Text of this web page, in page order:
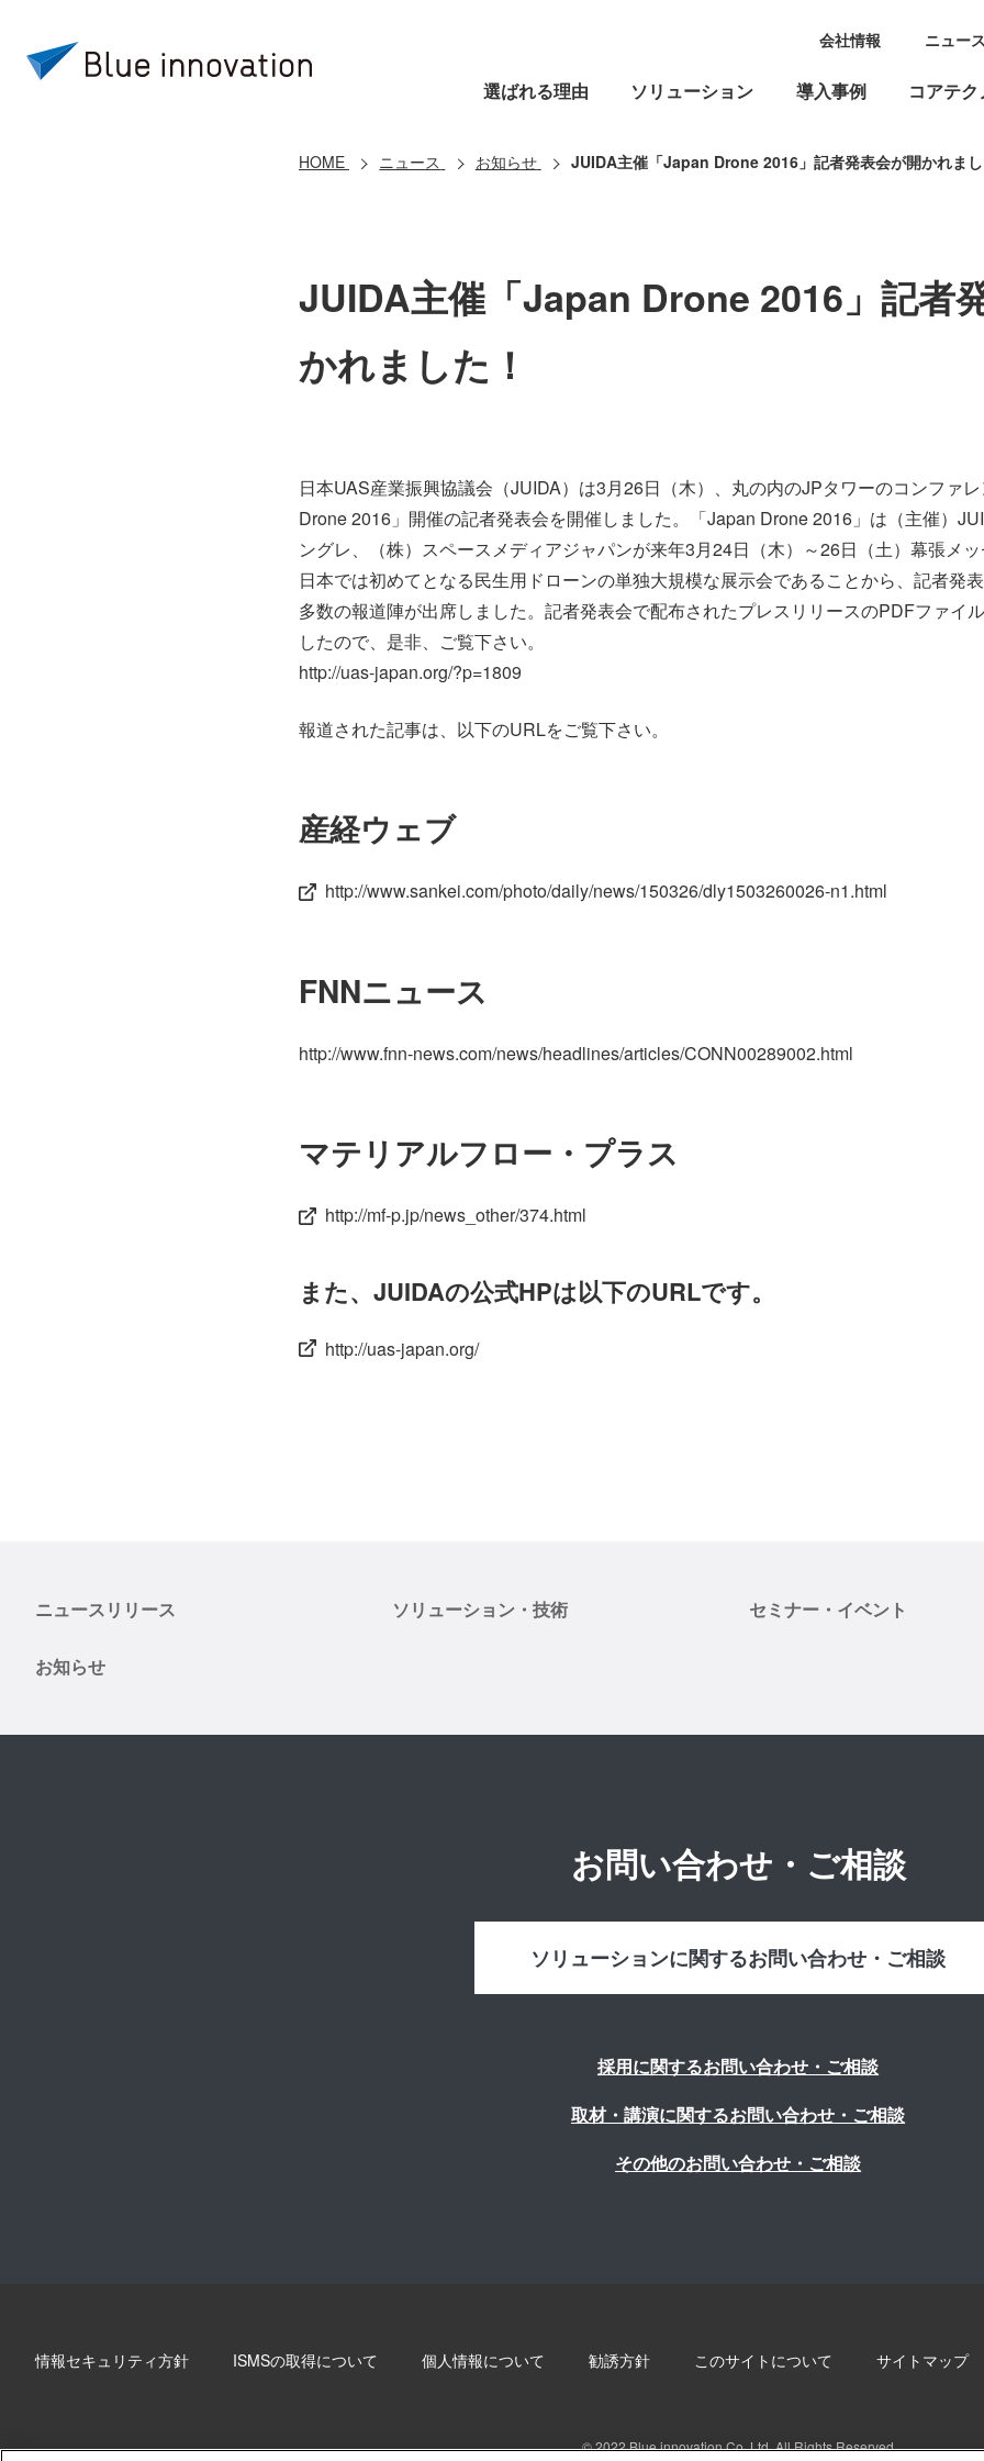
選ばれる理由 ソリューション 導入事例 コアテ
会社情報 ニュー
HOME ニュース お知らせ JUIDA主催「Japan Drone 2016」記者発表会が開かれま
JUIDA主催「Japan Drone 2016」記者
かれました！
日本UAS産業振興協議会（JUIDA）は3月26日（木）、丸の内のJPタワーのコンファ
Drone 2016」開催の記者発表会を開催しました。「Japan Drone 2016」は（主催）
ングレ、（株）スペースメディアジャパンが来年3月24日（木）～26日（土）幕張メ
日本では初めてとなる民生用ドローンの単独大規模な展示会であることから、記者発
多数の報道陣が出席しました。記者発表会で配布されたプレスリリースのPDFファイ
したので、是非、ご覧下さい。
http://uas-japan.org/?p=1809
報道された記事は、以下のURLをご覧下さい。
産経ウェブ
http://www.sankei.com/photo/daily/news/150326/dly1503260026-n1.html
FNNニュース
http://www.fnn-news.com/news/headlines/articles/CONN00289002.html
マテリアルフロー・プラス
http://mf-p.jp/news_other/374.html
また、JUIDAの公式HPは以下のURLです。
http://uas-japan.org/
ニュースリリース ソリューション・技術 セミナー・イベント
お知らせ
お問い合わせ・ご相談
ソリューションに関するお問い合わせ・ご相談
採用に関するお問い合わせ・ご相談
取材・講演に関するお問い合わせ・ご相談
その他のお問い合わせ・ご相談
情報セキュリティ方針 ISMSの取得について 個人情報について 勧誘方針 このサイトについて サイトマップ
© 2022 Blue innovation Co.,Ltd. All Rights Reserved